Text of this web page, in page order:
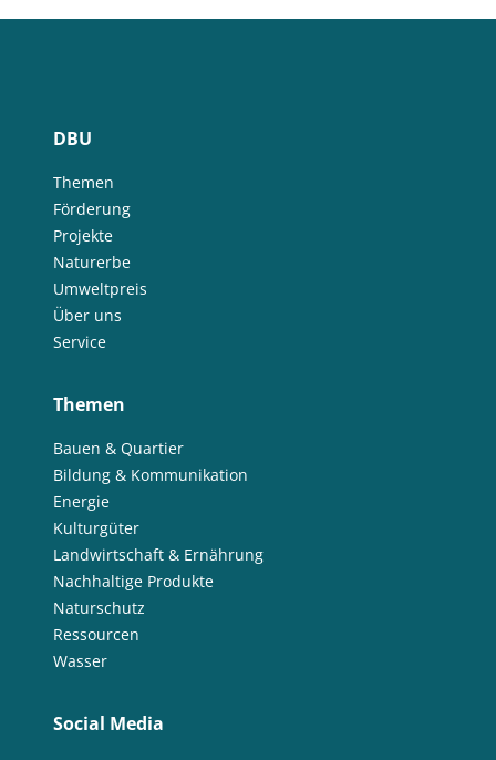
DBU
Themen
Förderung
Projekte
Naturerbe
Umweltpreis
Über uns
Service
Themen
Bauen & Quartier
Bildung & Kommunikation
Energie
Kulturgüter
Landwirtschaft & Ernährung
Nachhaltige Produkte
Naturschutz
Ressourcen
Wasser
Social Media